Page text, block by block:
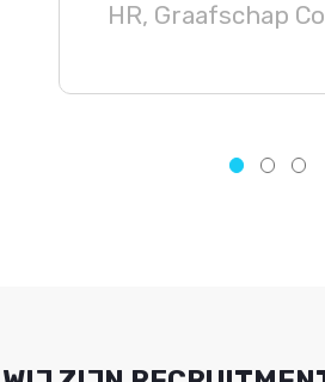
HR, Graafschap